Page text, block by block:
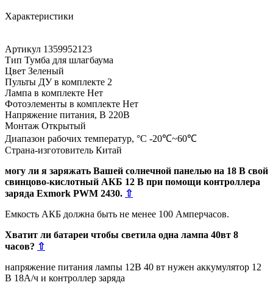
Характеристики
Артикул 1359952123
Тип Тумба для шлагбаума
Цвет Зеленый
Пульты ДУ в комплекте 2
Лампа в комплекте Нет
Фотоэлементы в комплекте Нет
Напряжение питания, В 220В
Монтаж Открытый
Диапазон рабочих температур, °С -20℃~60℃
Страна-изготовитель Китай
могу ли я заряжать Вашей солнечной панелью на 18 В свой
свинцово-кислотный АКБ 12 В при помощи контроллера
заряда Exmork PWM 2430. ⇧
Емкость АКБ должна быть не менее 100 Амперчасов.
Хватит ли батареи чтобы светила одна лампа 40вт 8
часов? ⇧
напряжение питания лампы 12В 40 вт нужен аккумулятор 12
В 18А/ч и контроллер заряда